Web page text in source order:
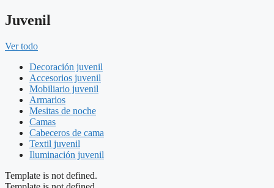
Juvenil
Ver todo
Decoración juvenil
Accesorios juvenil
Mobiliario juvenil
Armarios
Mesitas de noche
Camas
Cabeceros de cama
Textil juvenil
Iluminación juvenil
Template is not defined.